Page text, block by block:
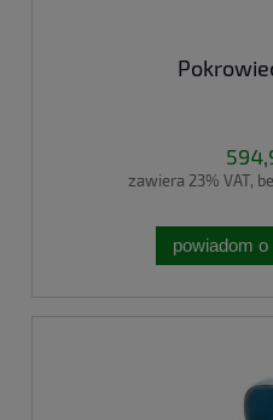
zawiera 23% VAT,
powiadom